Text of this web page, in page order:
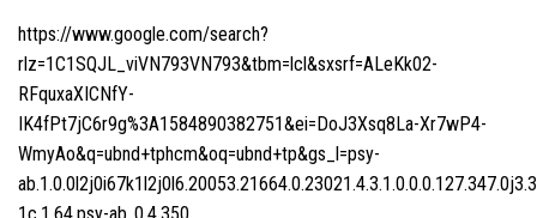
https://www.google.com/search?
rlz=1C1SQJL_viVN793VN793&tbm=lcl&sxsrf=ALeKk02-
RFquxaXICNfY-
IK4fPt7jC6r9g%3A1584890382751&ei=DoJ3Xsq8La-Xr7wP4-
WmyAo&q=ubnd+tphcm&oq=ubnd+tp&gs_l=psy-